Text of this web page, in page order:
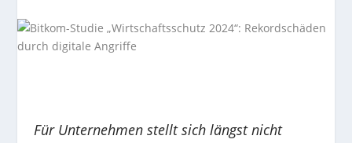
Für Unternehmen stellt sich längst nicht